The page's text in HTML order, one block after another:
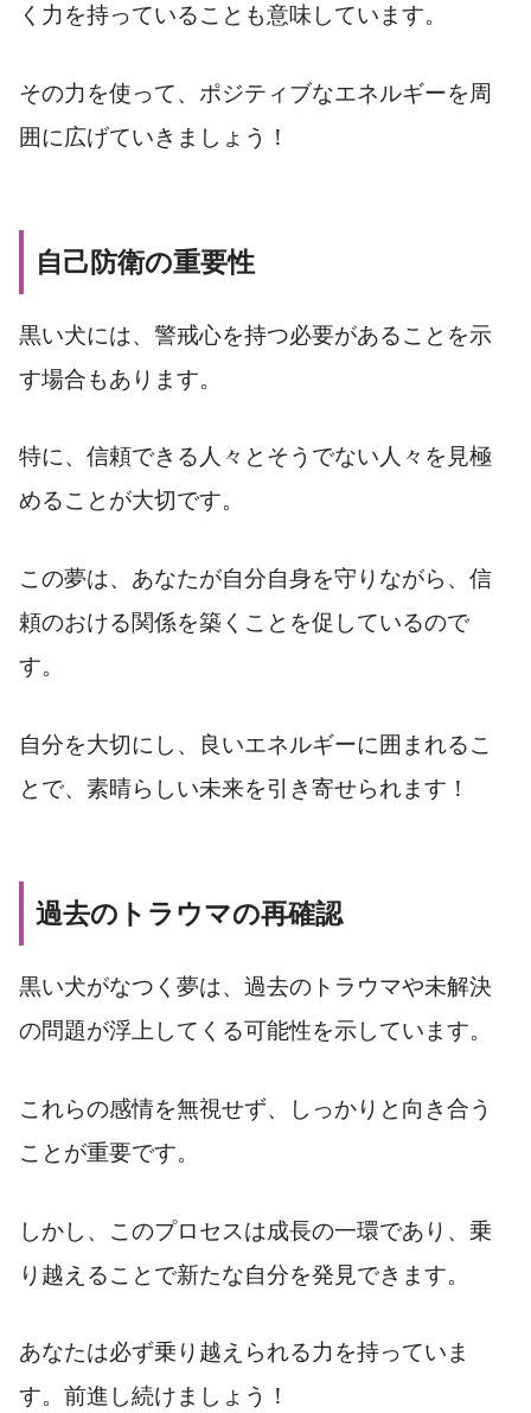
く力を持っていることも意味しています。
その力を使って、ポジティブなエネルギーを周
囲に広げていきましょう！
自己防衛の重要性
黒い犬には、警戒心を持つ必要があることを示
す場合もあります。
特に、信頼できる人々とそうでない人々を見極
めることが大切です。
この夢は、あなたが自分自身を守りながら、信
頼のおける関係を築くことを促しているので
す。
自分を大切にし、良いエネルギーに囲まれるこ
とで、素晴らしい未来を引き寄せられます！
過去のトラウマの再確認
黒い犬がなつく夢は、過去のトラウマや未解決
の問題が浮上してくる可能性を示しています。
これらの感情を無視せず、しっかりと向き合う
ことが重要です。
しかし、このプロセスは成長の一環であり、乗
り越えることで新たな自分を発見できます。
あなたは必ず乗り越えられる力を持っていま
す。前進し続けましょう！